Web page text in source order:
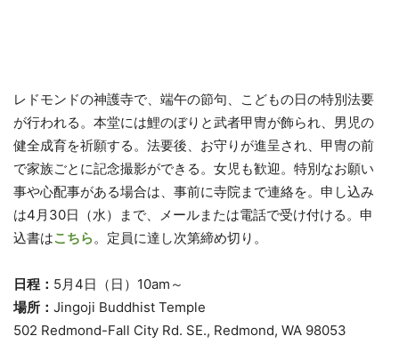
レドモンドの神護寺で、端午の節句、こどもの日の特別法要
が行われる。本堂には鯉のぼりと武者甲冑が飾られ、男児の
健全成育を祈願する。法要後、お守りが進呈され、甲冑の前
で家族ごとに記念撮影ができる。女児も歓迎。特別なお願い
事や心配事がある場合は、事前に寺院まで連絡を。申し込み
は4月30日（水）まで、メールまたは電話で受け付ける。申
込書はこちら。定員に達し次第締め切り。
日程： 5月4日（日）10am～
場所： Jingoji Buddhist Temple
502 Redmond-Fall City Rd. SE., Redmond, WA 98053